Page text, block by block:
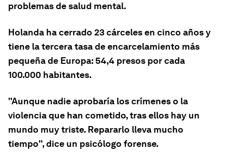
problemas de salud mental.
Holanda ha cerrado 23 cárceles en cinco años y
tiene la tercera tasa de encarcelamiento más
pequeña de Europa: 54,4 presos por cada
100.000 habitantes.
"Aunque nadie aprobaría los crímenes o la
violencia que han cometido, tras ellos hay un
mundo muy triste. Repararlo lleva mucho
tiempo", dice un psicólogo forense.